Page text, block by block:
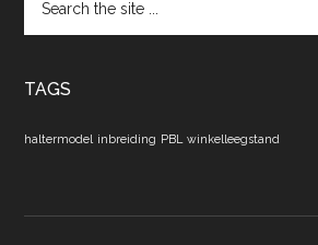
the
TAGS
haltermodel inbreiding PBL winkelleegstand